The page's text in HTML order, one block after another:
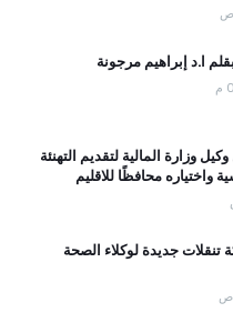
ا.د إبراهيم مرجونة
وزارة المالية لتقديم التهنئة
واختياره محافظًا للاقليم
جديدة لوكلاء الصحة